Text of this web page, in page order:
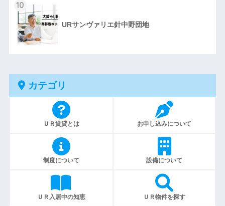
10
URサンヴァリエ針中野団地
カテゴリ
ＵＲ賃貸とは お申し込みについて
制度について 設備について
ＵＲ入居中の知恵 ＵＲ物件を探す